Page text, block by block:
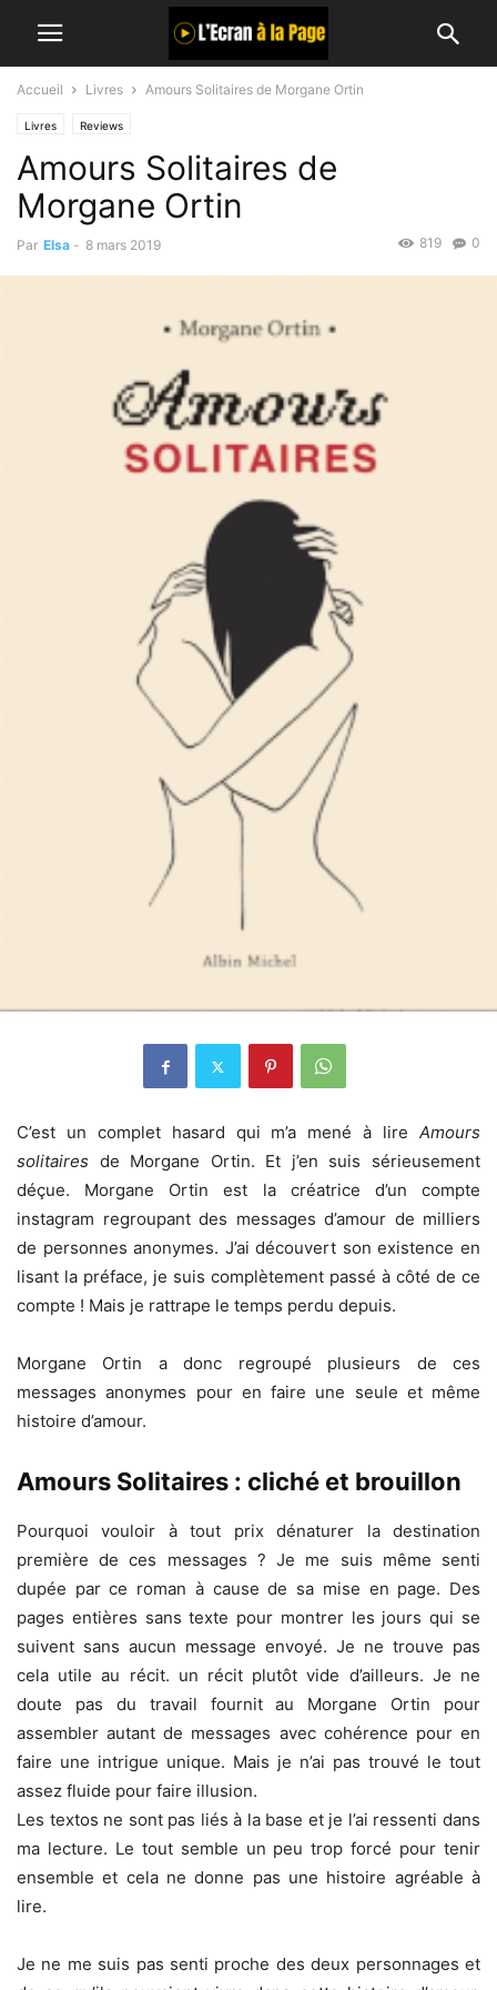
Accueil Livres Amours Solitaires de Morgane Ortin
Livres Reviews
Amours Solitaires de
Morgane Ortin
Par Elsa - 8 mars 2019 0
819
C’est un complet hasard qui m’a mené à lire Amours
solitaires de Morgane Ortin. Et j’en suis sérieusement
déçue. Morgane Ortin est la créatrice d’un compte
instagram regroupant des messages d’amour de milliers
de personnes anonymes. J’ai découvert son existence en
lisant la préface, je suis complètement passé à côté de ce
compte ! Mais je rattrape le temps perdu depuis.
Morgane Ortin a donc regroupé plusieurs de ces
messages anonymes pour en faire une seule et même
histoire d’amour.
Amours Solitaires : cliché et brouillon
Pourquoi vouloir à tout prix dénaturer la destination
première de ces messages ? Je me suis même senti
dupée par ce roman à cause de sa mise en page. Des
pages entières sans texte pour montrer les jours qui se
suivent sans aucun message envoyé. Je ne trouve pas
cela utile au récit. un récit plutôt vide d’ailleurs. Je ne
doute pas du travail fournit au Morgane Ortin pour
assembler autant de messages avec cohérence pour en
faire une intrigue unique. Mais je n’ai pas trouvé le tout
assez fluide pour faire illusion.
Les textos ne sont pas liés à la base et je l’ai ressenti dans
ma lecture. Le tout semble un peu trop forcé pour tenir
ensemble et cela ne donne pas une histoire agréable à
lire.
Je ne me suis pas senti proche des deux personnages et